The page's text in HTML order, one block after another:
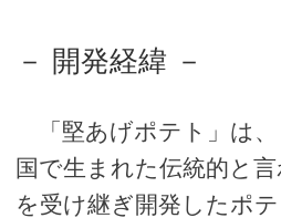
－ 開発経緯 －
「堅あげポテト」は、
国で生まれた伝統的と
を受け継ぎ開発したポ